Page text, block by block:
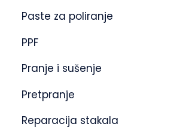
Paste za poliranje
PPF
Pranje i sušenje
Pretpranje
Reparacija stakala